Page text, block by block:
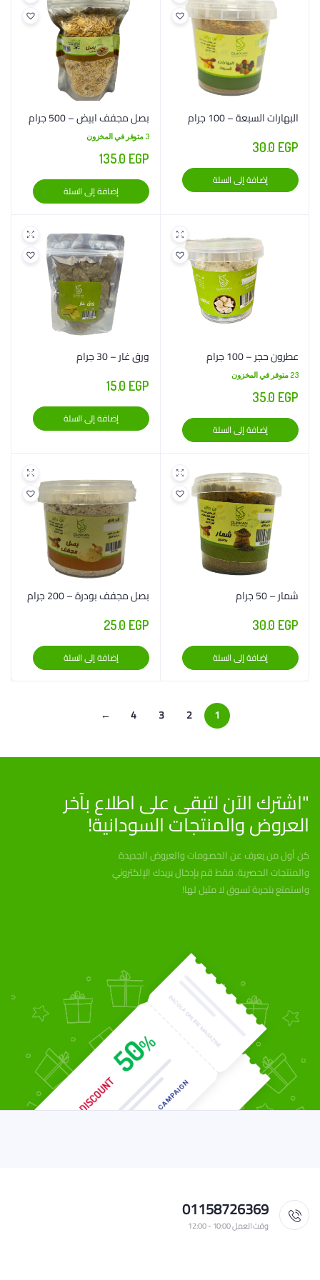
البهارات السبعة – 100 جرام
30.0 EGP
إضافة إلى السلة
بصل مجفف ابيض – 500 جرام
3 متوفر في المخزون
135.0 EGP
إضافة إلى السلة
عطرون حجر – 100 جرام
23 متوفر في المخزون
35.0 EGP
إضافة إلى السلة
ورق غار – 30 جرام
15.0 EGP
إضافة إلى السلة
شمار – 50 جرام
30.0 EGP
إضافة إلى السلة
بصل مجفف بودرة – 200 جرام
25.0 EGP
إضافة إلى السلة
1
2
3
4
←
"اشترك الآن لتبقى على اطلاع بآخر
العروض والمنتجات السودانية!
كن أول من يعرف عن الخصومات والعروض الجديدة
والمنتجات الحصرية. فقط قم بإدخال بريدك الإلكتروني
واستمتع بتجربة تسوق لا مثيل لها!
01158726369
وقت العمل 10:00 - 12:00